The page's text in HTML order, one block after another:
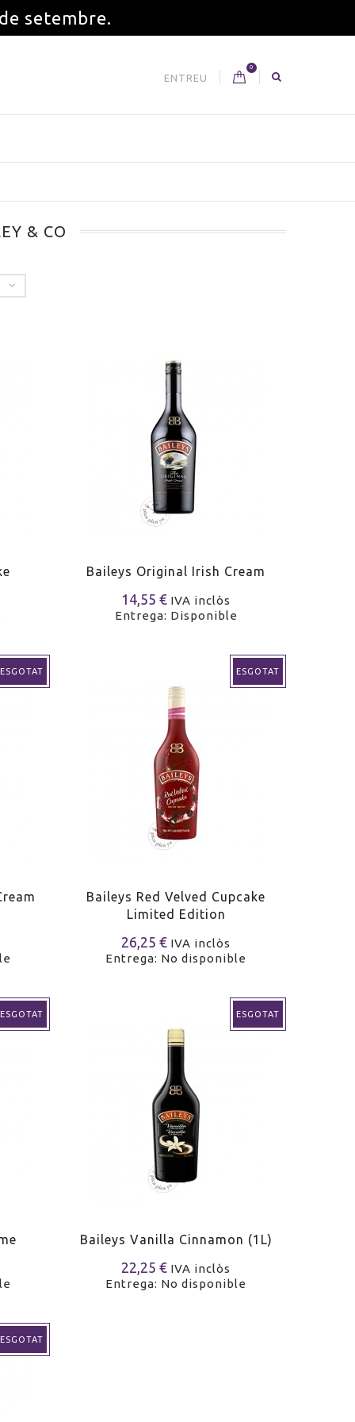
setembre.
0
ENTREU
& CO
Baileys Original Irish Cream
14,55 € IVA inclòs
Entrega: Disponible
ESGOTAT ESGOTAT
Baileys Red Velved Cupcake
Limited Edition
26,25 € IVA inclòs
Entrega: No disponible
ESGOTAT ESGOTAT
Baileys Vanilla Cinnamon (1L)
22,25 € IVA inclòs
Entrega: No disponible
ESGOTAT